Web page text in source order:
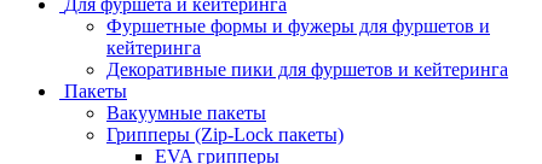
Для фуршета и кейтеринга
Фуршетные формы и фужеры для фуршетов и
кейтеринга
Декоративные пики для фуршетов и кейтеринга
Пакеты
Вакуумные пакеты
Грипперы (Zip-Lock пакеты)
EVA грипперы